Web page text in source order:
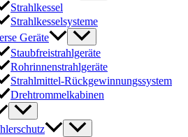
Strahlkessel
Strahlkesselsysteme
Geräte
Staubfreistrahlgeräte
Rohrinnenstrahlgeräte
Strahlmittel-Rückgewinnungssystem
Drehtrommelkabinen